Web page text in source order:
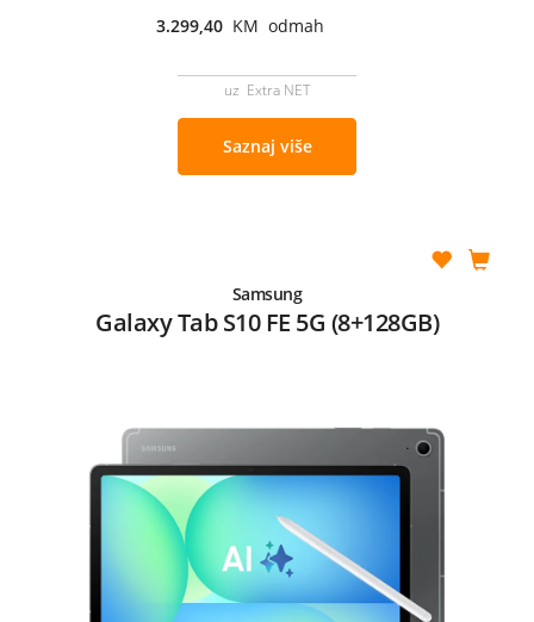
3.299,40 KM odmah
uz Extra NET
Saznaj više
Samsung
Galaxy Tab S10 FE 5G (8+128GB)